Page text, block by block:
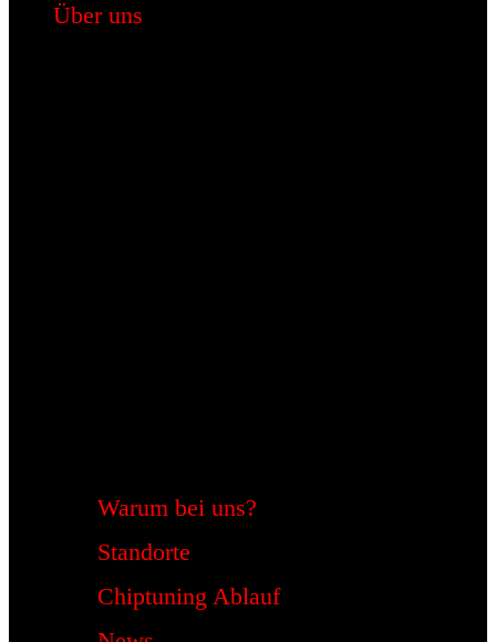
Über uns
Warum bei uns?
Standorte
Chiptuning Ablauf